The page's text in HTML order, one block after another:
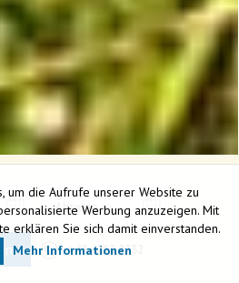
+43 4213 2232
um die Aufrufe unserer Website zu
Werbung anzuzeigen. Mit
erklären Sie sich damit einverstanden.
Mehr Informationen